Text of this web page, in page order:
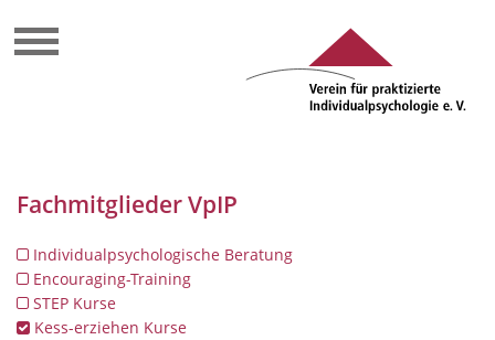
Fachmitglieder VpIP
Individualpsychologische Beratung
Encouraging-Training
STEP Kurse
Kess-erziehen Kurse